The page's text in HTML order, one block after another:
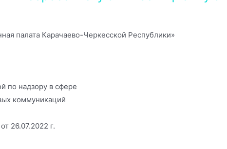
палата Карачаево-Черкесской Республики»
по надзору в сфере
коммуникаций
26.07.2022 г.